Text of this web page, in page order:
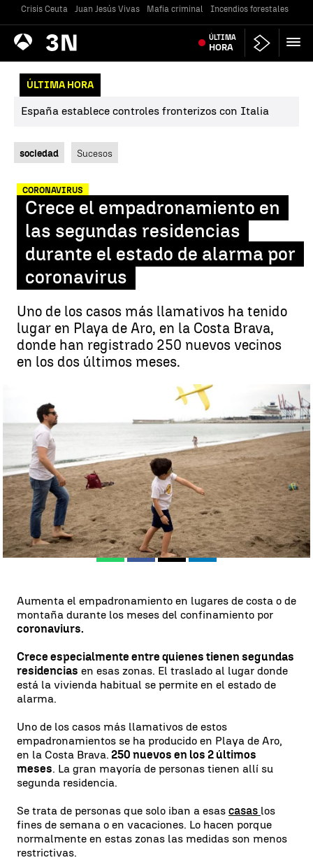
Crisis Ceuta Juan Jesús Vivas Mafia criminal Incendios forestales
Antena
3 Noticias ÚLTIMA
HORA
ÚLTIMA HORA
España establece controles fronterizos con Italia
sociedad Sucesos
CORONAVIRUS
Crece el empadronamiento en
las segundas residencias
durante el estado de alarma por
coronavirus
Uno de los casos más llamativos ha tenido
lugar en Playa de Aro, en la Costa Brava,
donde han registrado 250 nuevos vecinos
en los dos últimos meses.
Crece el empadronamiento en las segundas residencias durante el
estado de alarma por coronavirus |
Antena 3 Noticias
Antena 3 Noticias
Publicado:07 de junio de 2020, 19:07
WhatsappFacebook
X Linkedin
Aumenta el empadronamiento en lugares de costa o de
montaña durante los meses del confinamiento por
coronaviurs.
Crece especialmente entre quienes tienen segundas
residencias en esas zonas. El traslado al lugar donde
está la vivienda habitual se permite en el estado de
alarma.
Uno de los casos más llamativos de estos
empadronamientos se ha producido en Playa de Aro,
en la Costa Brava. 250 nuevos en los 2 últimos
meses. La gran mayoría de personas tienen allí su
segunda residencia.
Se trata de personas que solo iban a esas casas los
fines de semana o en vacaciones. Lo hacen porque
normalmente en estas zonas las medidas son menos
restrictivas.